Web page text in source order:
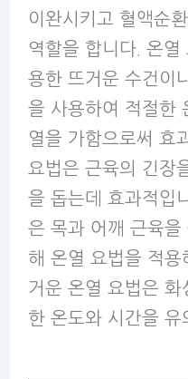
이완시키고 혈액순
역할을 합니다. 온열
용한 뜨거운 수건이
을 사용하여 적절한
열을 가함으로써 효
요법은 근육의 긴장
을 돕는데 효과적입
은 목과 어깨 근육을
해 온열 요법을 적용
거운 온열 요법은 화
한 온도와 시간을 유